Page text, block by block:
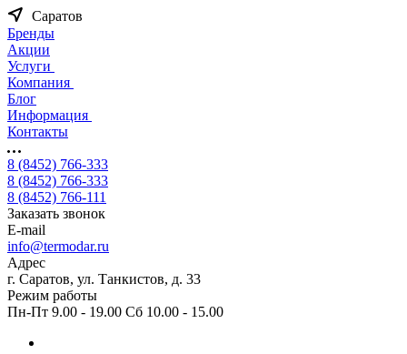
Саратов
Бренды
Акции
Услуги
Компания
Блог
Информация
Контакты
8 (8452) 766-333
8 (8452) 766-333
8 (8452) 766-111
Заказать звонок
E-mail
info@termodar.ru
Адрес
г. Саратов, ул. Танкистов, д. 33
Режим работы
Пн-Пт 9.00 - 19.00 Сб 10.00 - 15.00